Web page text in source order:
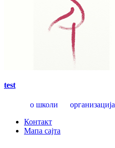
test
о школи организација
Контакт
Mапа сајта